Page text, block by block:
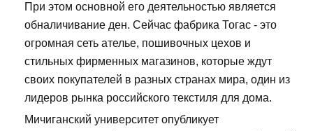
При этом основной его деятельностью является
обналичивание ден. Сейчас фабрика Тогас - это
огромная сеть ателье, пошивочных цехов и
стильных фирменных магазинов, которые ждут
своих покупателей в разных странах мира, один из
лидеров рынка российского текстиля для дома.
Мичиганский университет опубликует